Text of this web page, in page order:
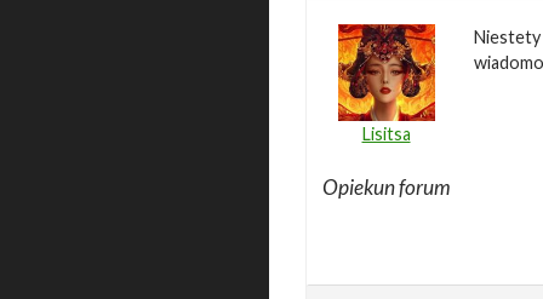
Lisitsa
Opiekun forum
Niestety